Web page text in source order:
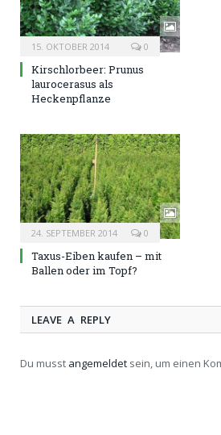
15. OKTOBER 2014 0
Kirschlorbeer: Prunus
laurocerasus als
Heckenpflanze
24. SEPTEMBER 2014 0
Taxus-Eiben kaufen – mit
Ballen oder im Topf?
LEAVE A REPLY
Du musst angemeldet sein, um einen